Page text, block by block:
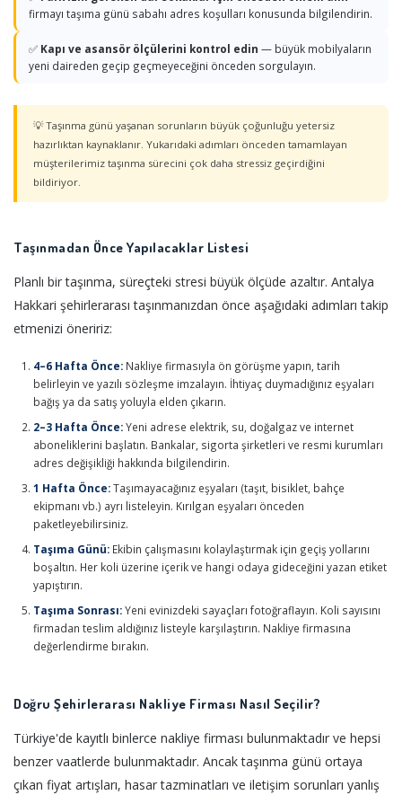
firmayı taşıma günü sabahı adres koşulları konusunda bilgilendirin.
✅ Kapı ve asansör ölçülerini kontrol edin — büyük mobilyaların
yeni daireden geçip geçmeyeceğini önceden sorgulayın.
💡 Taşınma günü yaşanan sorunların büyük çoğunluğu yetersiz
hazırlıktan kaynaklanır. Yukarıdaki adımları önceden tamamlayan
müşterilerimiz taşınma sürecini çok daha stressiz geçirdiğini
bildiriyor.
Taşınmadan Önce Yapılacaklar Listesi
Planlı bir taşınma, süreçteki stresi büyük ölçüde azaltır. Antalya
Hakkari şehirlerarası taşınmanızdan önce aşağıdaki adımları takip
etmenizi öneririz:
4–6 Hafta Önce: Nakliye firmasıyla ön görüşme yapın, tarih
belirleyin ve yazılı sözleşme imzalayın. İhtiyaç duymadığınız eşyaları
bağış ya da satış yoluyla elden çıkarın.
2–3 Hafta Önce:Yeni adrese elektrik, su, doğalgaz ve internet
aboneliklerini başlatın. Bankalar, sigorta şirketleri ve resmi kurumları
adres değişikliği hakkında bilgilendirin.
1 Hafta Önce:Taşımayacağınız eşyaları (taşıt, bisiklet, bahçe
ekipmanı vb.) ayrı listeleyin. Kırılgan eşyaları önceden
paketleyebilirsiniz.
Taşıma Günü: Ekibin çalışmasını kolaylaştırmak için geçiş yollarını
boşaltın. Her koli üzerine içerik ve hangi odaya gideceğini yazan etiket
yapıştırın.
Taşıma Sonrası:Yeni evinizdeki sayaçları fotoğraflayın. Koli sayısını
firmadan teslim aldığınız listeyle karşılaştırın. Nakliye firmasına
değerlendirme bırakın.
Doğru Şehirlerarası Nakliye Firması Nasıl Seçilir?
Türkiye'de kayıtlı binlerce nakliye firması bulunmaktadır ve hepsi
benzer vaatlerde bulunmaktadır. Ancak taşınma günü ortaya
çıkan fiyat artışları, hasar tazminatları ve iletişim sorunları yanlış